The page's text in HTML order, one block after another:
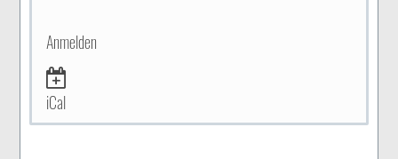
Anmelden
iCal